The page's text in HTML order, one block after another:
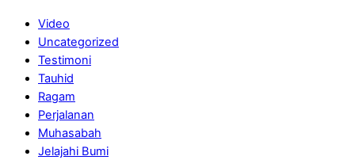
Video
Uncategorized
Testimoni
Tauhid
Ragam
Perjalanan
Muhasabah
Jelajahi Bumi